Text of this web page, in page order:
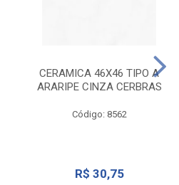
CERAMICA 46X46 TIPO A
ARARIPE CINZA CERBRAS
Código: 8562
R$ 30,75